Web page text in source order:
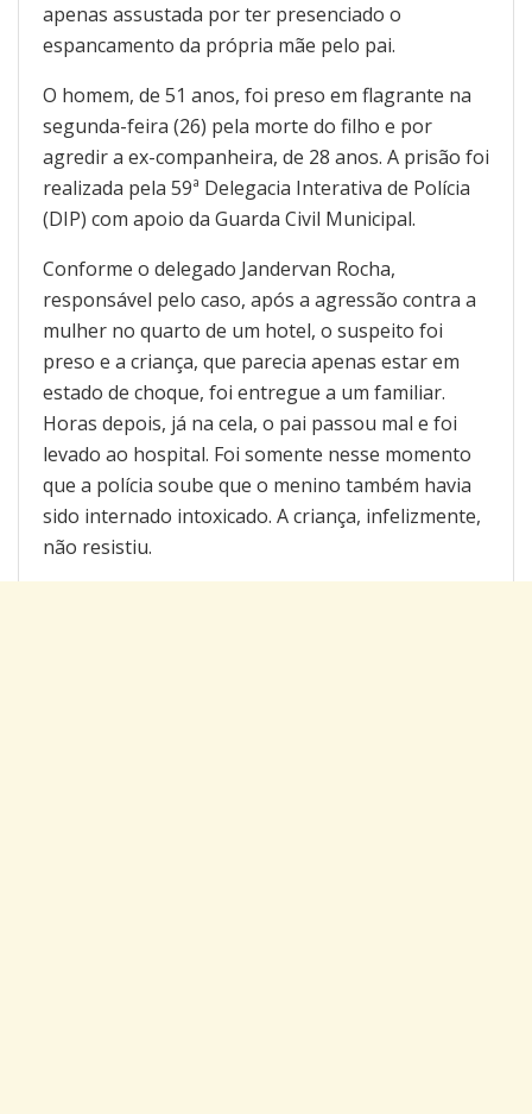
apenas assustada por ter presenciado o
espancamento da própria mãe pelo pai.
O homem, de 51 anos, foi preso em flagrante na
segunda-feira (26) pela morte do filho e por
agredir a ex-companheira, de 28 anos. A prisão foi
realizada pela 59ª Delegacia Interativa de Polícia
(DIP) com apoio da Guarda Civil Municipal.
Conforme o delegado Jandervan Rocha,
responsável pelo caso, após a agressão contra a
mulher no quarto de um hotel, o suspeito foi
preso e a criança, que parecia apenas estar em
estado de choque, foi entregue a um familiar.
Horas depois, já na cela, o pai passou mal e foi
levado ao hospital. Foi somente nesse momento
que a polícia soube que o menino também havia
sido internado intoxicado. A criança, infelizmente,
não resistiu.